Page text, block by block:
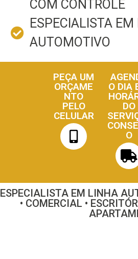
COM CONTROLE
ESPECIALISTA
AUTOMOTIVO
PEÇA UM
ORÇAME
NTO
PELO
CELULAR
O DIA
DO
O
ESPECIALISTA EM LINHA
• COMERCIAL •